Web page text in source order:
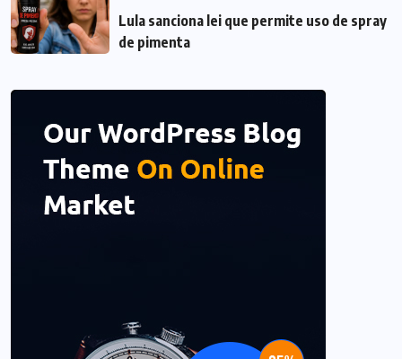
Lula sanciona lei que permite uso de spray
de pimenta